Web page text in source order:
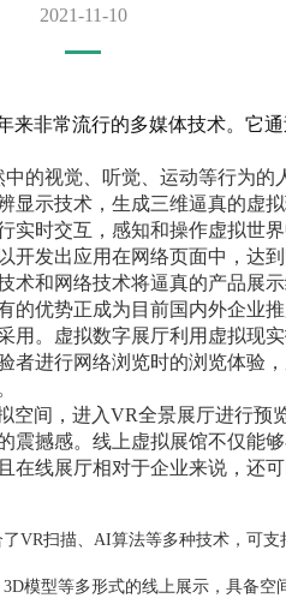
2021-11-10
来非常流行的多媒体技术。它
的视觉、听觉、运动等行为的
显示技术，生成三维逼真的虚
实时交互，感知和操作虚拟世
开发出应用在网络页面中，达
术和网络技术将逼真的产品展
的优势正成为目前国内外企业
用。虚拟数字展厅利用虚拟现
者进行网络浏览时的浏览体验
空间，进入VR全景展厅进行预
震撼感。线上虚拟展馆不仅能
在线展厅相对于企业来说，还
VR扫描、AI算法等多种技术，可
模型等多形式的线上展示，具备空